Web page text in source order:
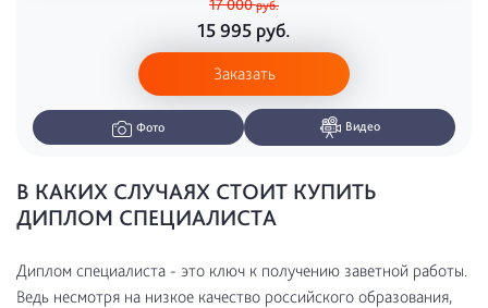
руб.
15 995 руб.
Заказать
Фото Видео
В КАКИХ СЛУЧАЯХ СТОИТ КУПИТЬ
ДИПЛОМ СПЕЦИАЛИСТА
Диплом специалиста - это ключ к получению заветной работы.
Ведь несмотря на низкое качество российского образования,